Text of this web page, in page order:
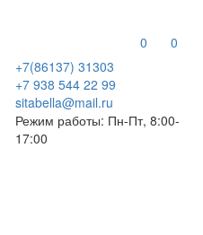
0
0
+7(86137) 31303
+7 938 544 22 99
sitabella@mail.ru
Режим работы: Пн-Пт, 8:00-
17:00